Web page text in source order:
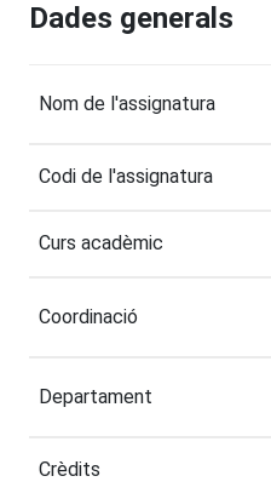
Dades generals
Nom de l'assignatura
Codi de l'assignatura
Curs acadèmic
Coordinació
Departament
Crèdits